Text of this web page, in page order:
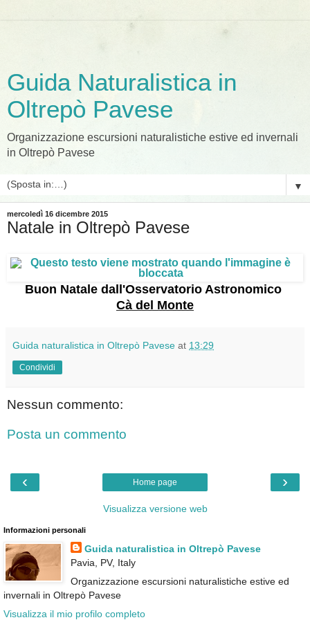
Guida Naturalistica in
Oltrepò Pavese
Organizzazione escursioni naturalistiche estive ed invernali
in Oltrepò Pavese
▼
mercoledì 16 dicembre 2015
Natale in Oltrepò Pavese
Buon Natale dall'Osservatorio Astronomico
Cà del Monte
Guida naturalistica in Oltrepò Pavese at 13:29
Condividi
Nessun commento:
Posta un commento
‹ ›
Home page
Visualizza versione web
Informazioni personali
Guida naturalistica in Oltrepò Pavese
Pavia, PV, Italy
Organizzazione escursioni naturalistiche estive ed
invernali in Oltrepò Pavese
Visualizza il mio profilo completo